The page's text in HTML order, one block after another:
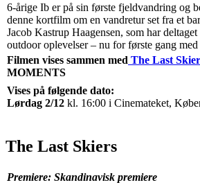
6-årige Ib er på sin første fjeldvandring og
denne kortfilm om en vandretur set fra et
Jacob Kastrup Haagensen, som har
outdoor oplevelser – nu for første gang
Filmen vises sammen med The Last
MOMENTS
Vises på følgende dato:
Lørdag 2/12 kl. 16:00 i Cinemateket,
The Last Skiers
Premiere: Skandinavisk premiere